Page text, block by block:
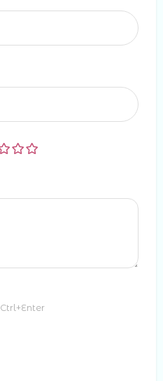
Ctrl+Enter